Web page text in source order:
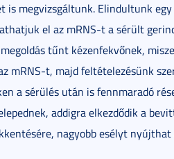
megvizsgáltunk. Elindultunk egy
el az mRNS-t a sérült
tűnt kézenfekvőnek,
mRNS-t, majd feltételezésünk
a sérülés után is fennmaradó
addigra elkezdődik a
nagyobb esélyt